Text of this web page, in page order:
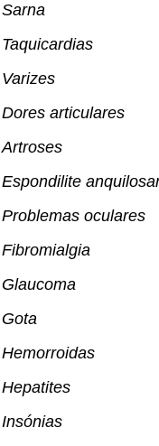
Sarna
Taquicardias
Varizes
Dores articulares
Artroses
Espondilite
Problemas oculares
Fibromialgia
Glaucoma
Gota
Hemorroidas
Hepatites
Insónias